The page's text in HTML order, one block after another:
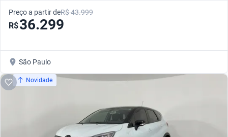
Preço a partir deR$ 43.999
R$36.299
São Paulo
Novidade